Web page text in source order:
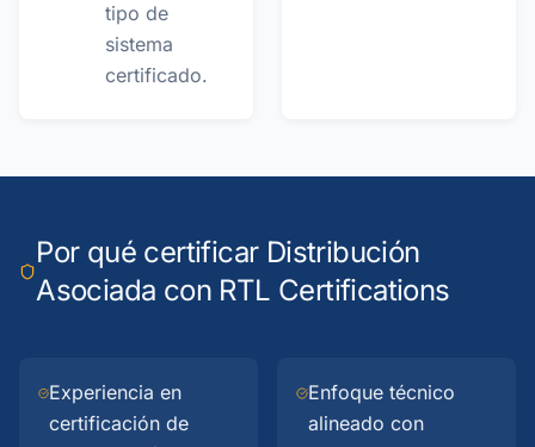
tipo de
sistema
certificado.
Por qué certificar Distribución
Asociada con RTL Certifications
Experiencia en
certificación de
Enfoque técnico
alineado con